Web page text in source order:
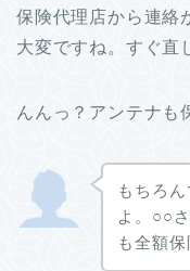
保険代理店から連絡
大変ですね。すぐ直
んんっ？アンテナも
もちろ
よ。○○
も全額